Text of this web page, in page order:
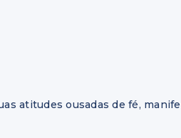
atitudes ousadas de fé,